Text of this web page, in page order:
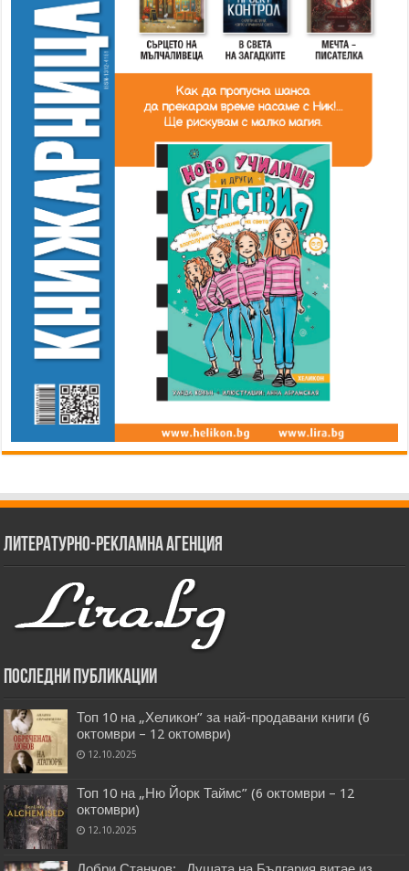
Литературно-рекламна агенция
Последни публикации
Топ 10 на „Хеликон” за най-продавани книги (6
октомври – 12 октомври)
12.10.2025
Топ 10 на „Ню Йорк Таймс” (6 октомври – 12
октомври)
12.10.2025